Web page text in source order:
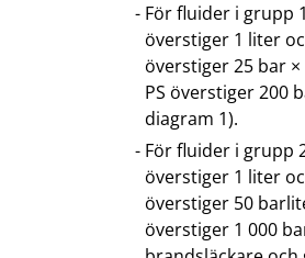
För fluider i grupp
överstiger 1 liter
överstiger 25 bar
PS överstiger 200
diagram 1).
För fluider i grupp
överstiger 1 liter
överstiger 50
överstiger 1 000